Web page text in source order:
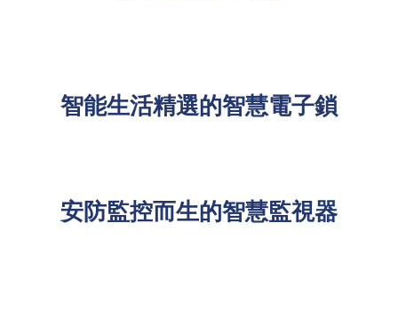
智能生活精選的智慧電子鎖
安防監控而生的智慧監視器